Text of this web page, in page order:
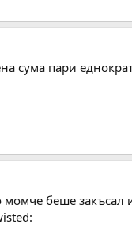
сума пари
момче беше закъсал